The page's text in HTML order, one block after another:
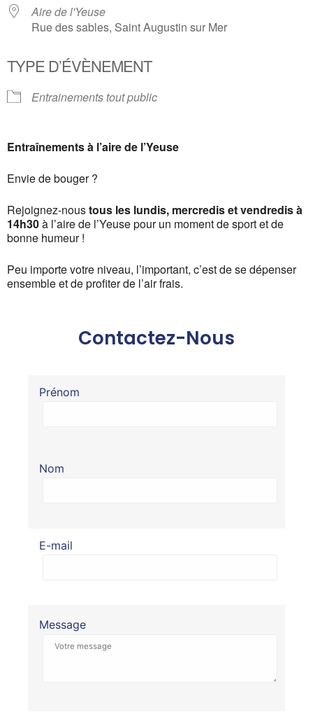
Aire de l'Yeuse
Rue des sables, Saint Augustin sur Mer
TYPE D’ÉVÈNEMENT
Entrainements tout public
Entraînements à l’aire de l’Yeuse
Envie de bouger ?
Rejoignez-noustous les lundis, mercredis et vendredis à
14h30à l’aire de l’Yeuse pour un moment de sport et de
bonne humeur !
Peu importe votre niveau, l’important, c’est de se dépenser
ensemble et de profiter de l’air frais.
Contactez-Nous
Prénom
Nom
E-mail
Message